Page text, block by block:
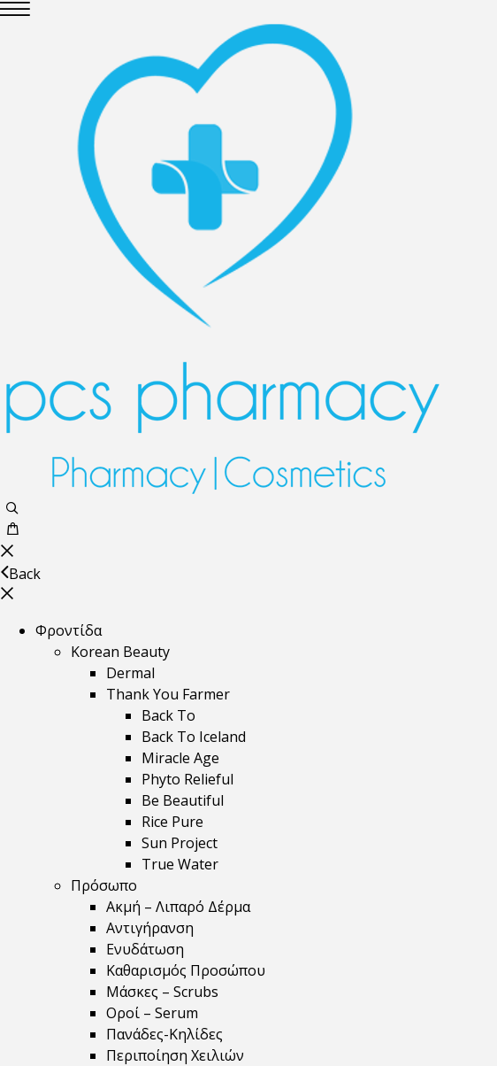
Back
Φροντίδα
Korean Beauty
Dermal
Thank You Farmer
Back To
Back To Iceland
Miracle Age
Phyto Relieful
Be Beautiful
Rice Pure
Sun Project
True Water
Πρόσωπο
Ακμή – Λιπαρό Δέρμα
Αντιγήρανση
Ενυδάτωση
Καθαρισμός Προσώπου
Μάσκες – Scrubs
Οροί – Serum
Πανάδες-Κηλίδες
Περιποίηση Χειλιών